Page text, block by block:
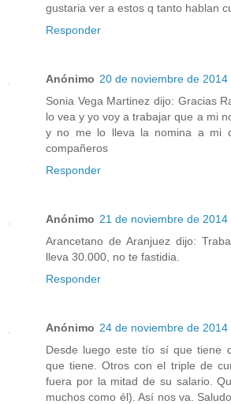
gustaria ver a estos q tanto hablan
Responder
Anónimo 20 de noviembre de 2014
Sonia Vega Martinez dijo: Gracias
lo vea y yo voy a trabajar que a mi
y no me lo lleva la nomina a mi
compañeros
Responder
Anónimo 21 de noviembre de 2014
Arancetano de Aranjuez dijo:
lleva 30.000, no te fastidia.
Responder
Anónimo 24 de noviembre de 2014
Desde luego este tío sí que tiene
que tiene. Otros con el triple de
fuera por la mitad de su salario.
muchos como él). Así nos va.